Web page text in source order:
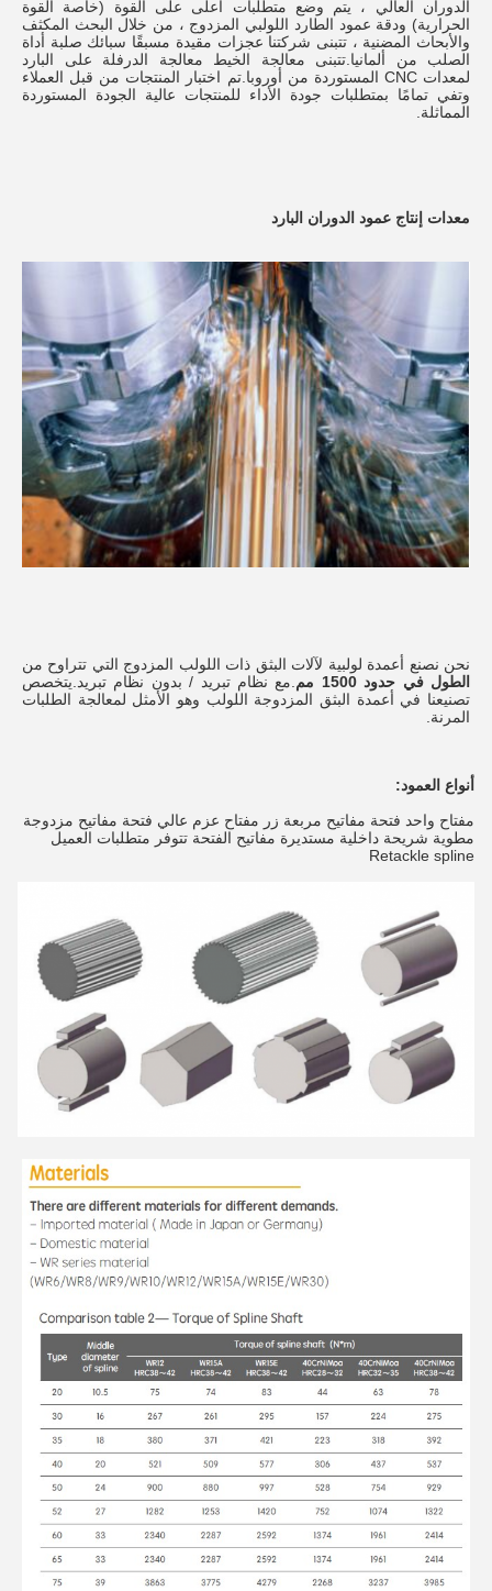
المماثلة.
معدات إنتاج عمود الدوران البارد
نحن نصنع أعمدة لولبية لآلات البثق ذات اللولب المزدوج التي تتراوح من
الطول في حدود 1500 مم
المرنة.
أنواع العمود:
مفتاح واحد فتحة مفاتيح مربعة زر مفتاح عزم عالي فتحة مفاتيح مزدوجة
مطوية شريحة داخلية مستديرة مفاتيح الفتحة تتوفر متطلبات العميل
Retackle spline